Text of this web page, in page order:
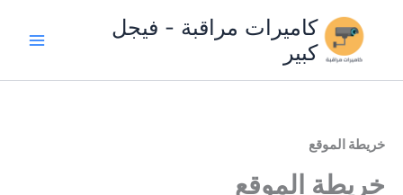
المحتوى
كاميرات مراقبة - فيجل
كبير
خريطة الموقع
خريطة الموقع